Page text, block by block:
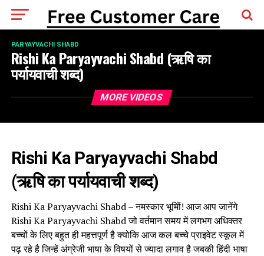
PARYAYVACHI SHABD
Rishi Ka Paryayvachi Shabd (ऋषि का
पर्यायवाची शब्द)
MORE VIDEOS
Rishi Ka Paryayvachi Shabd
(ऋषि का पर्यायवाची शब्द)
Rishi Ka Paryayvachi Shabd – नमस्कार भूमिों! आज आप जानेंगे
Rishi Ka Paryayvachi Shabd जो वर्तमान समय में लगभग अधिक्तर
बच्चों के लिए बहुत ही महत्तपूर्ण है क्योकि आज कल बच्चे प्राइवेट स्कूल में
पढ़ रहे है जिन्हें अंग्रेजी भाषा के विषयों से ज्यादा लगाव है जबकी हिंदी भाषा